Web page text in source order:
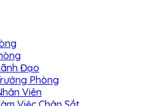
Đạo
Phòng
Viên